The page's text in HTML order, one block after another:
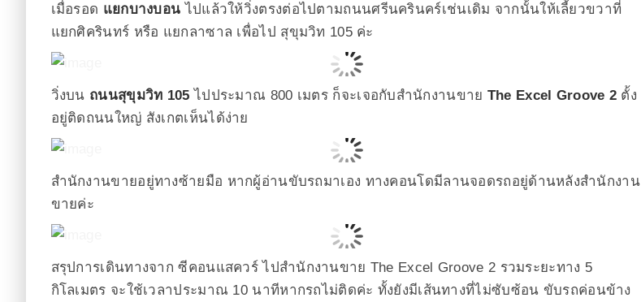
เมื่อรอด แยกบางบอน ไปแล้วให้วิ่งตรงต่อไปตามถนนศรีนครินคร์เช่นเดิม จากนั้นให้เลี้ยวขวาที่
แยกศิครินทร์ หรือ แยกลาซาล เพื่อไป สุขุมวิท 105 ค่ะ
วิ่งบน ถนนสุขุมวิท 105 ไปประมาณ 800 เมตร ก็จะเจอกับสำนักงานขาย The Excel Groove 2 ตั้ง
อยู่ติดถนนใหญ่ สังเกตเห็นได้ง่าย
สำนักงานขายอยู่ทางซ้ายมือ หากผู้อ่านขับรถมาเอง ทางคอนโดมีลานจอดรถอยู่ด้านหลังสำนักงาน
ขายค่ะ
สรุปการเดินทางจาก ซีคอนแสควร์ ไปสำนักงานขาย The Excel Groove 2 รวมระยะทาง 5
กิโลเมตร จะใช้เวลาประมาณ 10 นาทีหากรถไม่ติดค่ะ ทั้งยังมีเส้นทางที่ไม่ซับซ้อน ขับรถค่อนข้าง